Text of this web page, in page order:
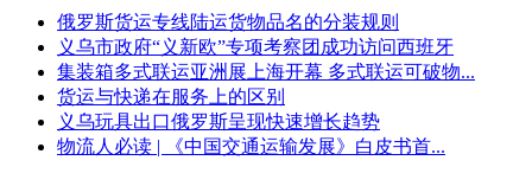
俄罗斯货运专线陆运货物品名的分装规则
义乌市政府“义新欧”专项考察团成功访问西班牙
集装箱多式联运亚洲展上海开幕 多式联运可破物...
货运与快递在服务上的区别
义乌玩具出口俄罗斯呈现快速增长趋势
物流人必读 | 《中国交通运输发展》白皮书首...